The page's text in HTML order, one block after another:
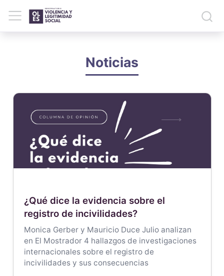
Noticias
¿Qué dice la evidencia sobre el
registro de incivilidades?
Monica Gerber y Mauricio Duce Julio analizan
en El Mostrador 4 hallazgos de investigaciones
internacionales sobre el registro de
incivilidades y sus consecuencias